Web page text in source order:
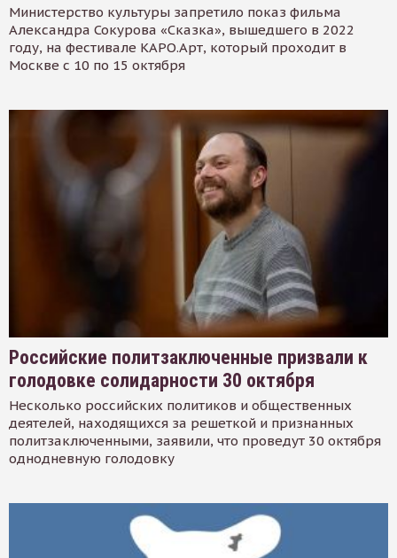
Министерство культуры запретило показ фильма
Александра Сокурова «Сказка», вышедшего в 2022
году, на фестивале КАРО.Арт, который проходит в
Москве с 10 по 15 октября
Российские политзаключенные призвали к
голодовке солидарности 30 октября
Несколько российских политиков и общественных
деятелей, находящихся за решеткой и признанных
политзаключенными, заявили, что проведут 30 октября
однодневную голодовку